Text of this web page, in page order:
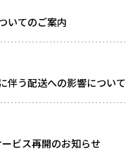
いてのご案内
伴う配送への影響について
ビス再開のお知らせ